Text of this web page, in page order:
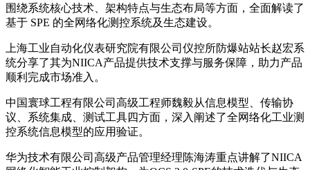
围绕系统核心技术、架构特点与生态布局等方面，全面解读了
基于 SPE 的全网络化测控系统及生态建设。
上海工业自动化仪表研究院有限公司仪控所防爆站站长赵宏系
统分享了其为NIICA产品提供技术支撑与服务保障，助力产品
顺利完成市场准入。
中国寰球工程有限公司高级工程师魏毅从信息模型、传输协
议、系统集成、测试工具四方面，深入阐述了全网络化工业测
控系统信息模型的应用验证。
华为技术有限公司高级产品管理经理陈海涛重点讲解了NIICA